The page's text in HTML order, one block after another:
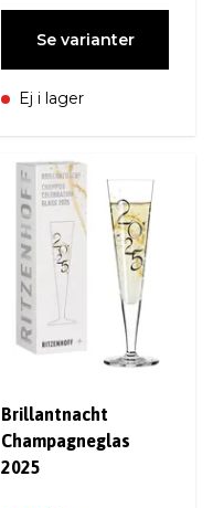
Se varianter
Ej i lager
Brillantnacht
Champagneglas
2025